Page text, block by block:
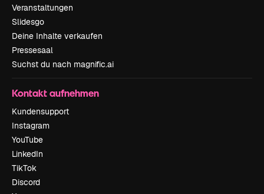
Veranstaltungen
Slidesgo
Deine Inhalte verkaufen
Pressesaal
Suchst du nach magnific.ai
Kontakt aufnehmen
Kundensupport
Instagram
YouTube
LinkedIn
TikTok
Discord